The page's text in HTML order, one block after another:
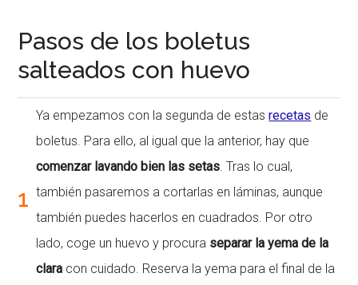
Pasos de los boletus
salteados con huevo
1
Ya empezamos con la segunda de estasrecetas de
boletus. Para ello, al igual que la anterior, hay que
comenzar lavando bien las setas . Tras lo cual,
también pasaremos a cortarlas en láminas, aunque
también puedes hacerlos en cuadrados. Por otro
lado, coge un huevo y procura separar la yema de la
clara con cuidado. Reserva la yema para el final de la